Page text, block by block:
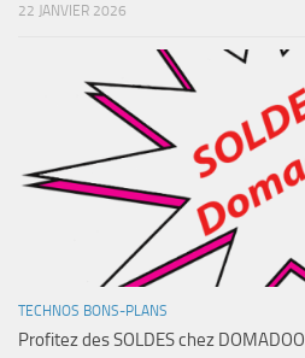
22 JANVIER 2026
TECHNOS BONS-PLANS
Profitez des SOLDES chez